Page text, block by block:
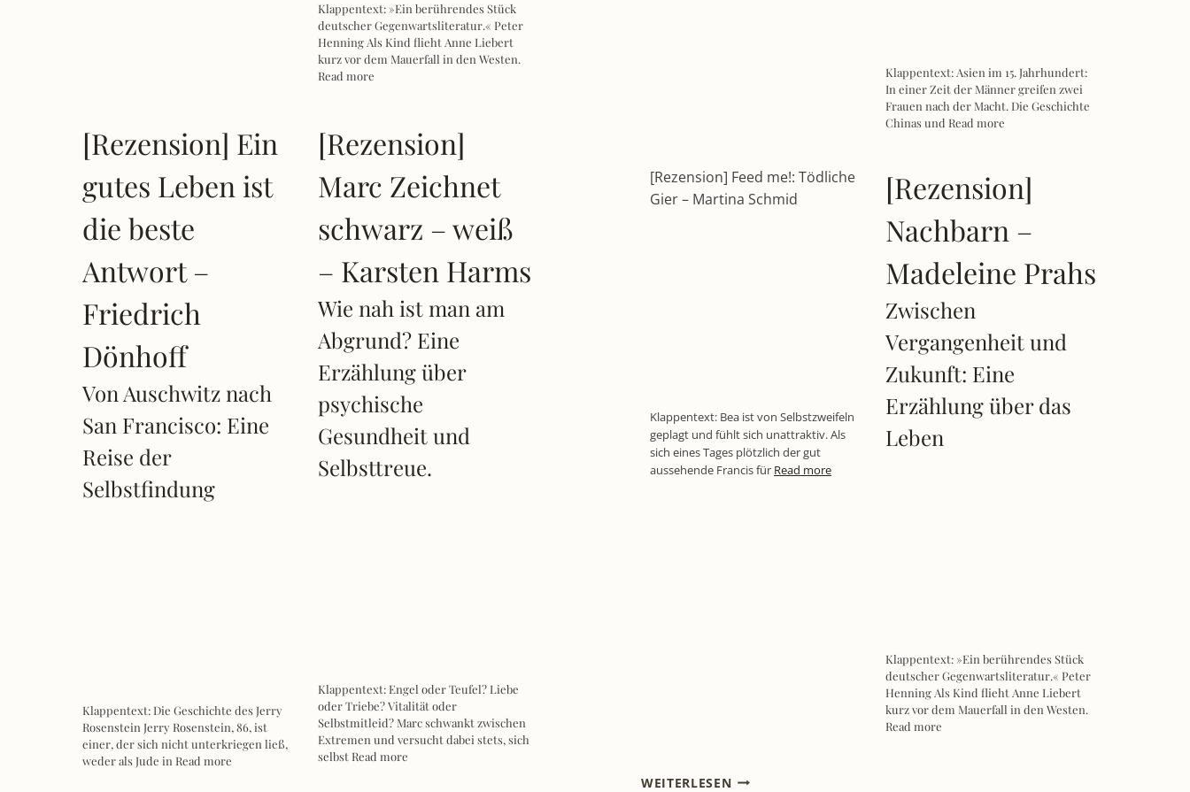
Klappentext: »Ein berührendes Stück
deutscher Gegenwartsliteratur.« Peter
Henning Als Kind flieht Anne Liebert
kurz vor dem Mauerfall in den Westen.
Read more
[Rezension] Ein
gutes Leben ist
die beste
Antwort –
Friedrich
Dönhoff
Von Auschwitz nach
San Francisco: Eine
Reise der
Selbstfindung
Klappentext: Die Geschichte des Jerry
Rosenstein Jerry Rosenstein, 86, ist
einer, der sich nicht unterkriegen ließ,
weder als Jude in Read more
[Rezension]
Marc Zeichnet
schwarz – weiß
– Karsten Harms
Wie nah ist man am
Abgrund? Eine
Erzählung über
psychische
Gesundheit und
Selbsttreue.
Klappentext: Engel oder Teufel? Liebe
oder Triebe? Vitalität oder
Selbstmitleid? Marc schwankt zwischen
Extremen und versucht dabei stets, sich
selbst Read more
Klappentext: Asien im 15. Jahrhundert:
In einer Zeit der Männer greifen zwei
Frauen nach der Macht. Die Geschichte
Chinas und Read more
[Rezension] Feed me!: Tödliche
Gier – Martina Schmid
Klappentext: Bea ist von Selbstzweifeln
geplagt und fühlt sich unattraktiv. Als
sich eines Tages plötzlich der gut
aussehende Francis für Read more
[Rezension]
Nachbarn –
Madeleine Prahs
Zwischen
Vergangenheit und
Zukunft: Eine
Erzählung über das
Leben
Klappentext: »Ein berührendes Stück
deutscher Gegenwartsliteratur.« Peter
Henning Als Kind flieht Anne Liebert
kurz vor dem Mauerfall in den Westen.
Read more
WEITERLESEN[REZENSION]